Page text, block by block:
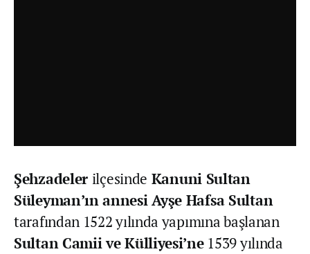
Şehzadeler ilçesinde Kanuni Sultan
Süleyman’ın annesi Ayşe Hafsa Sultan
tarafından 1522 yılında yapımına başlanan
Sultan Camii ve Külliyesi’ne1539 yılında